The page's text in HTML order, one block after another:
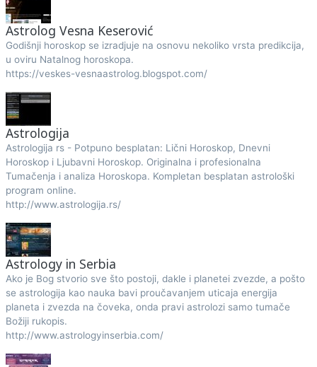
Astrolog Vesna Keserović
Godišnji horoskop se izradjuje na osnovu nekoliko vrsta predikcija,
u oviru Natalnog horoskopa.
https://veskes-vesnaastrolog.blogspot.com/
Astrologija
Astrologija rs - Potpuno besplatan: Lični Horoskop, Dnevni
Horoskop i Ljubavni Horoskop. Originalna i profesionalna
Tumačenja i analiza Horoskopa. Kompletan besplatan astrološki
program online.
http://www.astrologija.rs/
Astrology in Serbia
Ako je Bog stvorio sve što postoji, dakle i planetei zvezde, a pošto
se astrologija kao nauka bavi proučavanjem uticaja energija
planeta i zvezda na čoveka, onda pravi astrolozi samo tumače
Božiji rukopis.
http://www.astrologyinserbia.com/